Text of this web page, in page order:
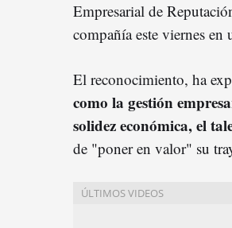
Empresarial de
compañía este viernes en
El reconocimiento, ha
como la gestión
solidez económica, el
de "poner en valor" su